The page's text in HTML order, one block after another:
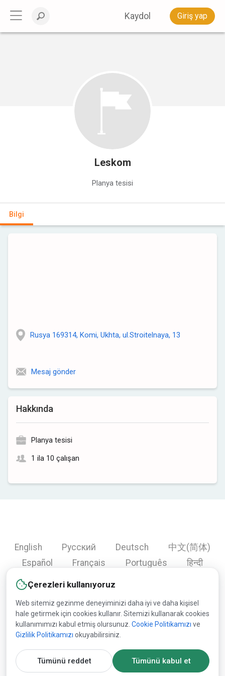
Kaydol Giriş yap
Leskom
Planya tesisi
Bilgi
Hakkında
Planya tesisi
1 ila 10 çalışan
Rusya 169314, Komi, Ukhta, ul.Stroitelnaya, 13
Mesaj gönder
Çerezleri kullanıyoruz
Web sitemiz gezinme deneyiminizi daha iyi ve daha kişisel
hale getirmek için cookies kullanır. Sitemizi kullanarak cookies
kullanımımızı kabul etmiş olursunuz. Cookie Politikamızı ve
Gizlilik Politikamızı okuyabilirsiniz.
Tümünü reddet Tümünü kabul et
English Русский Deutsch
中文(简体)
Español
Français Português
हिन्दी
Copyright © 2000-2026 Lesprom Network. Tüm hakları
saklıdır.
Lesprom Network içeriğinin Lesprom Network tarafından
önceden yazılı izin alınmadan yeniden yayımlanması yasaktır.